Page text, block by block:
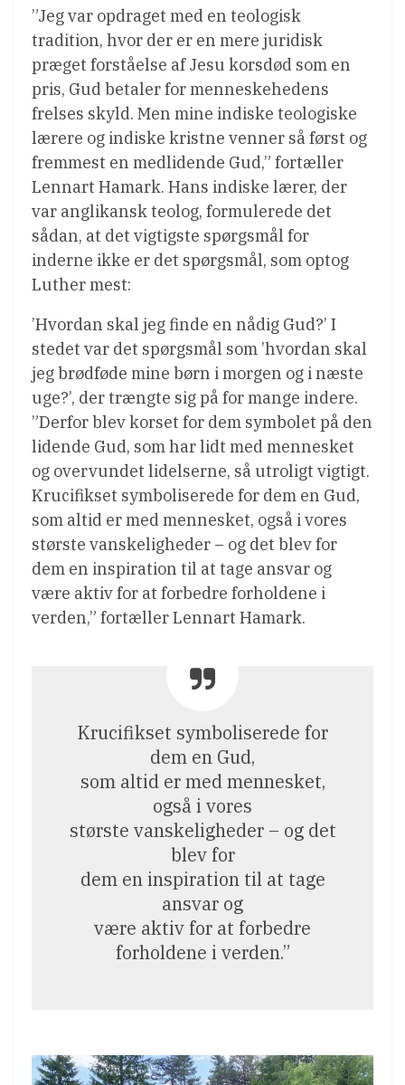
”Jeg var opdraget med en teologisk
tradition, hvor der er en mere juridisk
præget forståelse af Jesu korsdød som en
pris, Gud betaler for menneskehedens
frelses skyld. Men mine indiske teologiske
lærere og indiske kristne venner så først og
fremmest en medlidende Gud,” fortæller
Lennart Hamark. Hans indiske lærer, der
var anglikansk teolog, formulerede det
sådan, at det vigtigste spørgsmål for
inderne ikke er det spørgsmål, som optog
Luther mest:
’Hvordan skal jeg finde en nådig Gud?’ I
stedet var det spørgsmål som ’hvordan skal
jeg brødføde mine børn i morgen og i næste
uge?’, der trængte sig på for mange indere.
”Derfor blev korset for dem symbolet på den
lidende Gud, som har lidt med mennesket
og overvundet lidelserne, så utroligt vigtigt.
Krucifikset symboliserede for dem en Gud,
som altid er med mennesket, også i vores
største vanskeligheder – og det blev for
dem en inspiration til at tage ansvar og
være aktiv for at forbedre forholdene i
verden,” fortæller Lennart Hamark.
Krucifikset symboliserede for
dem en Gud,
som altid er med mennesket,
også i vores
største vanskeligheder – og det
blev for
dem en inspiration til at tage
ansvar og
være aktiv for at forbedre
forholdene i verden.”